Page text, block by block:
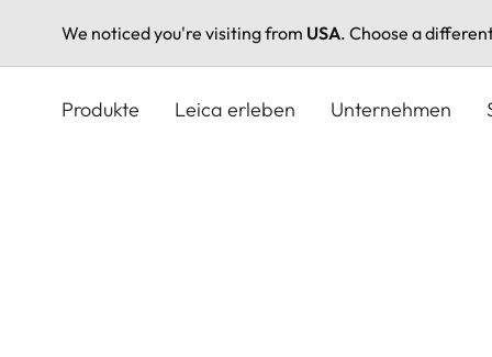
We noticed you're visiting from USA. Choose a
Produkte Leica erleben Unternehmen